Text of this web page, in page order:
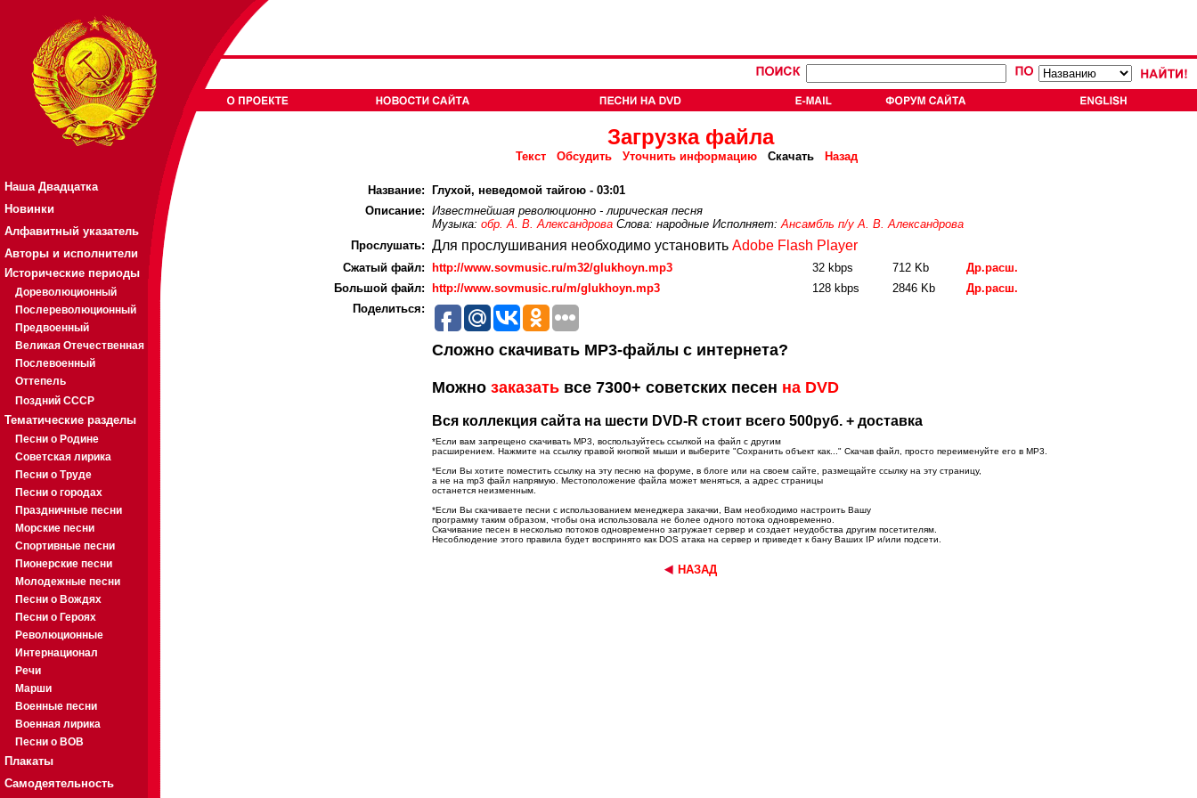
Наша Двадцатка
Новинки
Алфавитный указатель
Авторы и исполнители
Исторические периоды
Дореволюционный
Послереволюционный
Предвоенный
Великая Отечественная
Послевоенный
Оттепель
Поздний СССР
Тематические разделы
Песни о Родине
Советская лирика
Песни о Труде
Песни о городах
Праздничные песни
Морские песни
Спортивные песни
Пионерские песни
Молодежные песни
Песни о Вождях
Песни о Героях
Революционные
Интернационал
Речи
Марши
Военные песни
Военная лирика
Песни о ВОВ
Плакаты
Самодеятельность
Загрузка файла
Текст Обсудить Уточнить информацию Скачать Назад
Название:
Глухой, неведомой тайгою - 03:01
Описание: Известнейшая революционно - лирическая песня
Музыка: обр. А. В. АлександроваСлова: народные Исполняет:Ансамбль п/у А. В. Александрова
Прослушать: Для прослушивания необходимо установить Adobe Flash Player
Cжатый файл: http://www.sovmusic.ru/m32/glukhoyn.mp3 32 kbps 712 Kb
Др.расш.
Большой файл:
http://www.sovmusic.ru/m/glukhoyn.mp3 128 kbps 2846 Kb
Др.расш.
Поделиться:
Сложно скачивать MP3-файлы с интернета?
Можно заказатьвсе 7300+ советских песен на DVD
Вся коллекция сайта на шести DVD-R стоит всего 500руб. + доставка
*Если вам запрещено скачивать MP3, воспользуйтесь ссылкой на файл с другим
расширением. Нажмите на ссылку правой кнопкой мыши и выберите "Сохранить объект как..." Скачав файл, просто переименуйте его в MP3.
*Если Вы хотите поместить ссылку на эту песню на форуме, в блоге или на своем сайте, размещайте ссылку на эту страницу,
а не на mp3 файл напрямую. Местоположение файла может меняться, а адрес страницы
останется неизменным.
*Если Вы скачиваете песни с использованием менеджера закачки, Вам необходимо настроить Вашу
программу таким образом, чтобы она использовала не более одного потока одновременно.
Скачивание песен в несколько потоков одновременно загружает сервер и создает неудобства другим посетителям.
Несоблюдение этого правила будет воспринято как DOS атака на сервер и приведет к бану Ваших IP и/или подсети.
НАЗАД